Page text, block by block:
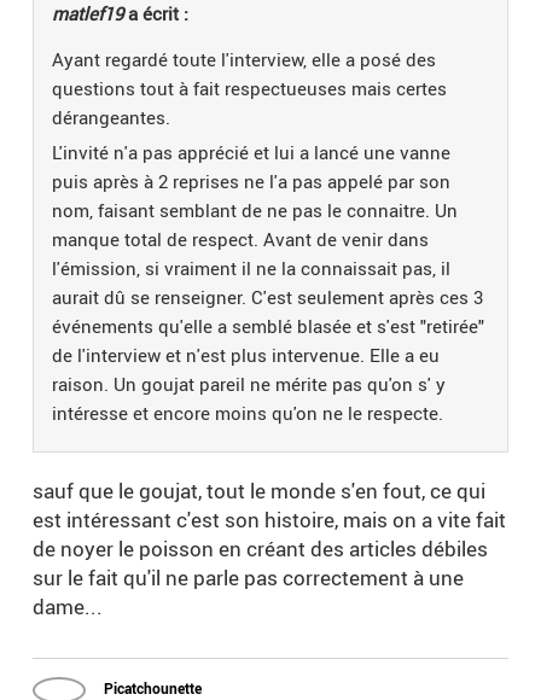
matlef19a écrit :
Ayant regardé toute l'interview, elle a posé des
questions tout à fait respectueuses mais certes
dérangeantes.
L'invité n'a pas apprécié et lui a lancé une vanne
puis après à 2 reprises ne l'a pas appelé par son
nom, faisant semblant de ne pas le connaitre. Un
manque total de respect. Avant de venir dans
l'émission, si vraiment il ne la connaissait pas, il
aurait dû se renseigner. C'est seulement après ces 3
événements qu'elle a semblé blasée et s'est "retirée"
de l'interview et n'est plus intervenue. Elle a eu
raison. Un goujat pareil ne mérite pas qu'on s' y
intéresse et encore moins qu'on ne le respecte.
sauf que le goujat, tout le monde s'en fout, ce qui
est intéressant c'est son histoire, mais on a vite fait
de noyer le poisson en créant des articles débiles
sur le fait qu'il ne parle pas correctement à une
dame...
Picatchounette